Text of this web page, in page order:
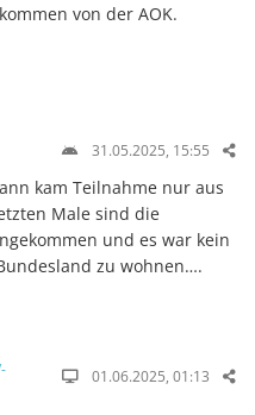
von der AOK.
31.05.2025, 15:55
kam Teilnahme nur aus
Male sind die
und es war kein
zu wohnen….
01.06.2025, 01:13